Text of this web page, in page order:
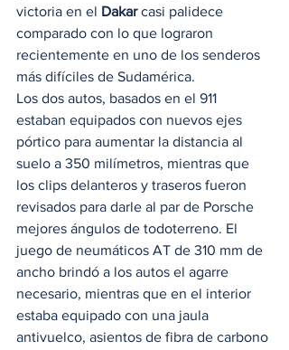
victoria en el Dakar casi palidece
comparado con lo que lograron
recientemente en uno de los senderos
más difíciles de Sudamérica.
Los dos autos, basados en el 911
estaban equipados con nuevos ejes
pórtico para aumentar la distancia al
suelo a 350 milímetros, mientras que
los clips delanteros y traseros fueron
revisados para darle al par de Porsche
mejores ángulos de todoterreno. El
juego de neumáticos AT de 310 mm de
ancho brindó a los autos el agarre
necesario, mientras que en el interior
estaba equipado con una jaula
antivuelco, asientos de fibra de carbono